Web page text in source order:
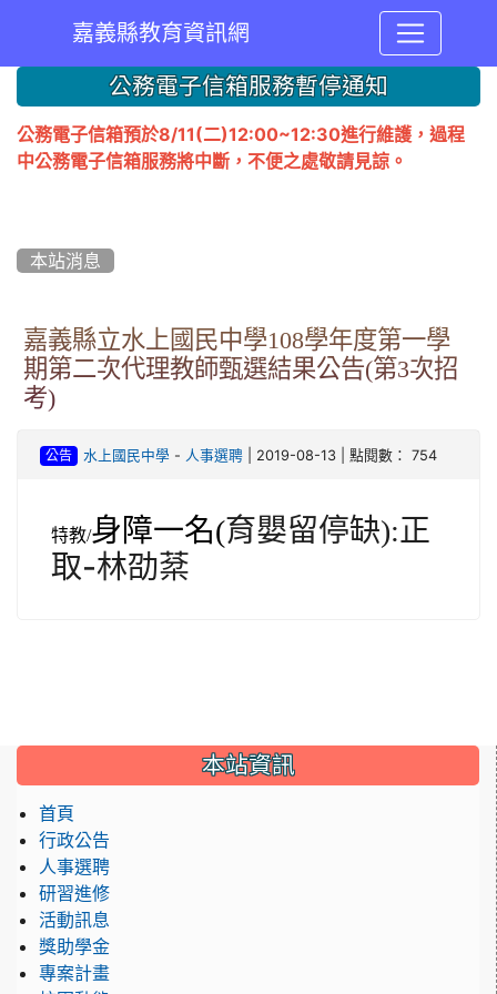
嘉義縣教育資訊網
::: 公務電子信箱服務暫停通知
公務電子信箱預於8/11(二)12:00~12:30進行維護，過程
中公務電子信箱服務將中斷，不便之處敬請見諒。
本站消息
嘉義縣立水上國民中學108學年度第一學
期第二次代理教師甄選結果公告(第3次招
考)
公告 水上國民中學- 人事選聘| 2019-08-13 | 點閱數： 754
特教/身障一名(育嬰留停缺):正
取-林劭棻
::: 本站資訊
首頁
行政公告
人事選聘
研習進修
活動訊息
獎助學金
專案計畫